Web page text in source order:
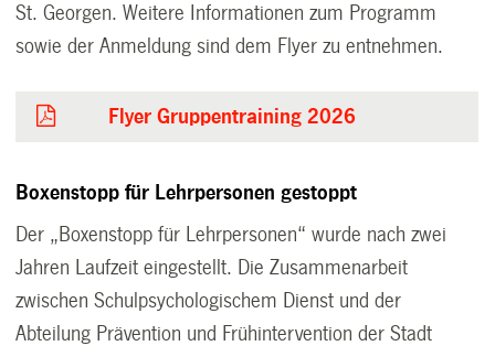
St. Georgen. Weitere Informationen zum Programm
sowie der Anmeldung sind dem Flyer zu entnehmen.
Flyer Gruppentraining 2026
Boxenstopp für Lehrpersonen gestoppt
Der „Boxenstopp für Lehrpersonen“ wurde nach zwei
Jahren Laufzeit eingestellt. Die Zusammenarbeit
zwischen Schulpsychologischem Dienst und der
Abteilung Prävention und Frühintervention der Stadt